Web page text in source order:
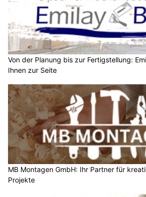
Von der Planung bis zur Fertigstellung:
Ihnen zur Seite
MB Montagen GmbH: Ihr Partner für
Projekte